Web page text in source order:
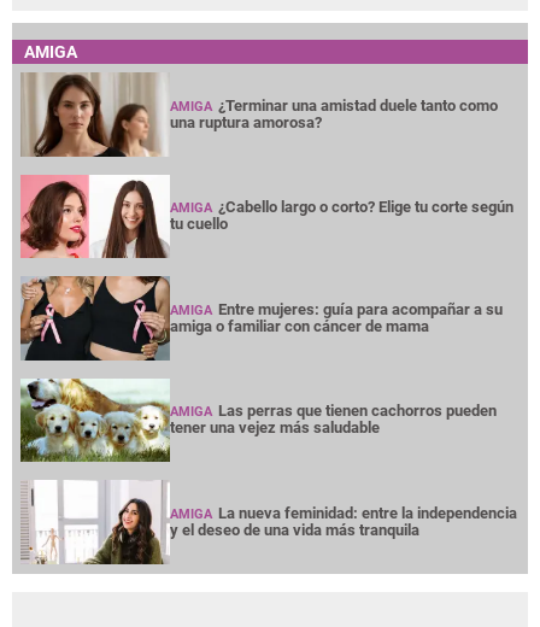
AMIGA
AMIGA ¿Terminar una amistad duele tanto como
una ruptura amorosa?
AMIGA ¿Cabello largo o corto? Elige tu corte según
tu cuello
AMIGA Entre mujeres: guía para acompañar a su
amiga o familiar con cáncer de mama
AMIGA Las perras que tienen cachorros pueden
tener una vejez más saludable
AMIGA La nueva feminidad: entre la independencia
y el deseo de una vida más tranquila